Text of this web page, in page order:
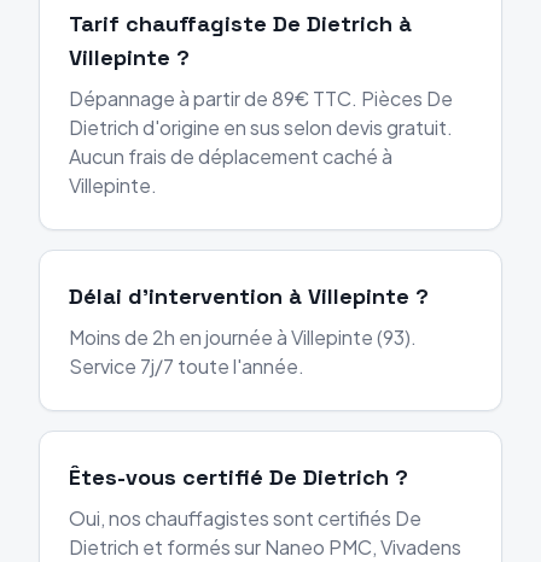
Tarif chauffagiste De Dietrich à
Villepinte ?
Dépannage à partir de 89€ TTC. Pièces De
Dietrich d'origine en sus selon devis gratuit.
Aucun frais de déplacement caché à
Villepinte.
Délai d'intervention à Villepinte ?
Moins de 2h en journée à Villepinte (93).
Service 7j/7 toute l'année.
Êtes-vous certifié De Dietrich ?
Oui, nos chauffagistes sont certifiés De
Dietrich et formés sur Naneo PMC, Vivadens